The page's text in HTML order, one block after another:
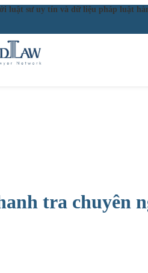
luật sư uy tín và dữ liệu pháp luật
tra chuyên